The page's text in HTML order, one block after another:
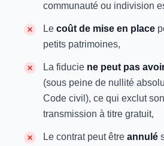
communauté ou indivision
Le coût de mise en place
petits patrimoines,
La fiducie ne peut pas
(sous peine de nullité
Code civil), ce qui exclut
transmission à titre gratuit,
Le contrat peut être annulé